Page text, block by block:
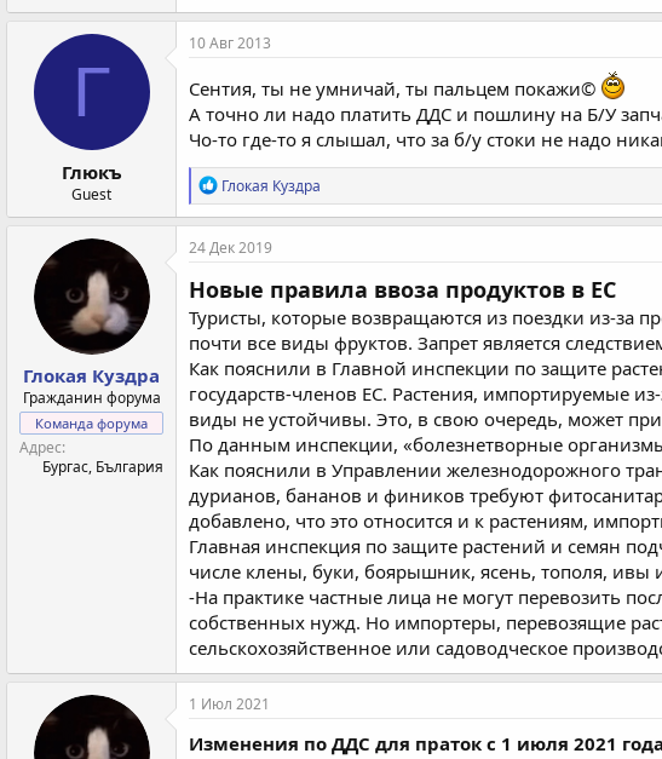
Г
Глюкъ
Guest
10 Авг 2013
Сентия, ты не умничай, ты пальцем покажи©
А точно ли надо платить ДДС и пошлину на Б/У
Чо-то где-то я слышал, что за б/у стоки не надо
Р
е
а
к
и
:
Глокая Куздра
Глокая Куздра
Гражданин форума
Команда форума
Адрес
Бургас, България
24 Дек 2019
Новые правила ввоза продуктов в ЕС
Туристы, которые возвращаются из поездки из-за
почти все виды фруктов. Запрет является
Как пояснили в Главной инспекции по защите
государств-членов ЕС. Растения, импортируемые
виды не устойчивы. Это, в свою очередь, может
По данным инспекции, «болезнетворные
Как пояснили в Управлении железнодорожного
дурианов, бананов и фиников требуют
добавлено, что это относится и к растениям,
Главная инспекция по защите растений и семян
числе клены, буки, боярышник, ясень, тополя, ивы
-На практике частные лица не могут перевозить
собственных нужд. Но импортеры, перевозящие
сельскохозяйственное или садоводческое
1 Июл 2021
Изменения по ДДС для праток с 1 июля 2021 года